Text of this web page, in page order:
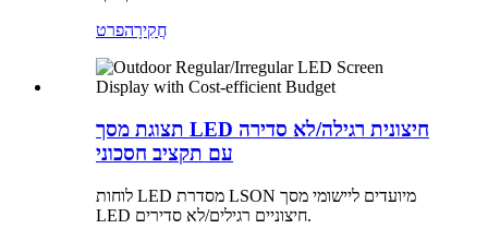
חֲקִירָהפרט
תצוגת מסך LED חיצונית רגילה/לא סדירה
עם תקציב חסכוני
לוחות LED מסדרת LSON מיועדים ליישומי מסך
LED חיצוניים רגילים/לא סדירים.